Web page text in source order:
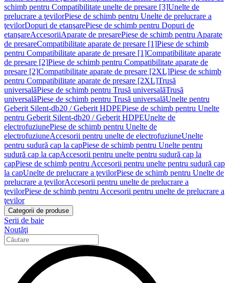
schimb pentru Compatibilitate unelte de presare [3]Unelte de
prelucrare a ţevilorPiese de schimb pentru Unelte de prelucrare a
ţevilorDopuri de etanşarePiese de schimb pentru Dopuri de
etanşareAccesoriiAparate de presarePiese de schimb pentru Aparate
de presareCompatibilitate aparate de presare [1]Piese de schimb
pentru Compatibilitate aparate de presare [1]Compatibilitate aparate
de presare [2]Piese de schimb pentru Compatibilitate aparate de
presare [2]Compatibilitate aparate de presare [2XL]Piese de schimb
pentru Compatibilitate aparate de presare [2XL]Trusă
universalăPiese de schimb pentru Trusă universalăTrusă
universalăPiese de schimb pentru Trusă universalăUnelte pentru
Geberit Silent-db20 / Geberit HDPEPiese de schimb pentru Unelte
pentru Geberit Silent-db20 / Geberit HDPEUnelte de
electrofuziunePiese de schimb pentru Unelte de
electrofuziuneAccesorii pentru unelte de electrofuziuneUnelte
pentru sudură cap la capPiese de schimb pentru Unelte pentru
sudură cap la capAccesorii pentru unelte pentru sudură cap la
capPiese de schimb pentru Accesorii pentru unelte pentru sudură cap
la capUnelte de prelucrare a ţevilorPiese de schimb pentru Unelte de
prelucrare a ţevilorAccesorii pentru unelte de prelucrare a
ţevilorPiese de schimb pentru Accesorii pentru unelte de prelucrare a
ţevilor
Categorii de produse
Serii de baie
Noutăţi